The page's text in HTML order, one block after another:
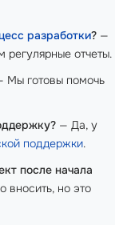
разработки? —
регулярные отчеты.
Мы готовы помочь
— Да, у
поддержки.
после начала
но это